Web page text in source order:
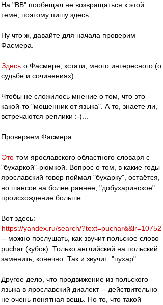
На "ВВ" пообещал не возвращаться к этой
теме, поэтому пишу здесь.
Ну что ж, давайте для начала проверим
Фасмера.
Здесь о Фасмере, кстати, много интересного (о
судьбе и сочинениях):
Чтобы не сложилось мнение о том, что это
какой-то "мошенник от языка". А то, знаете ли,
встречаются реплики :-)...
Проверяем Фасмера.
Это том ярославского областного словаря с
"бухаркой"-рюмкой. Вопрос о том, в какие годы
ярославский говор поймал "бухарку", остаётся,
но шансов на более раннее, "добухаринское"
происхождение больше.
Вот здесь:
https://yandex.ru/search/?text=puchar&&lr=10752
-- можно послушать, как звучит польское слово
puchar (кубок). Только английский на польский
заменить, конечно. Так и звучит: "пухар".
Другое дело, что продвижение из польского
языка в ярославский диалект -- действительно
не очень понятная вещь. Но то, что такой